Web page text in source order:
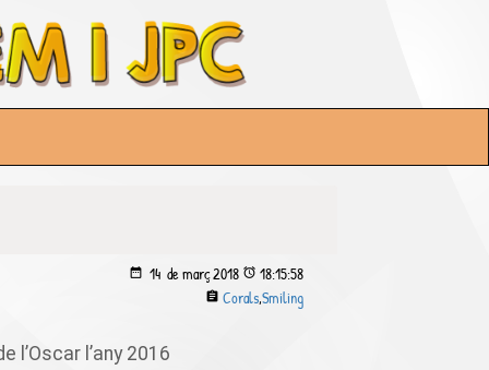
14 demarç2018
18:15:58
Corals,Smiling
l’Oscar l’any 2016